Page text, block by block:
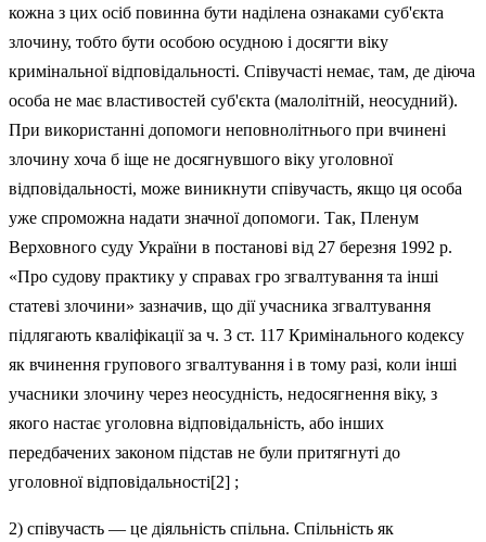
кожна з цих осіб повинна бути наділена ознаками суб'єкта
злочину, тобто бути особою осудною і до­сягти віку
кримінальної відповідальності. Співучасті немає, там, де діюча
особа не має властивостей суб'єкта (малолітній, неосудний).
При використанні допомоги неповнолітнього при вчине­ні
злочину хоча б іще не досягнувшого віку уголовної
відповідальності, може виникнути співучасть, якщо ця особа
уже спроможна надати значної допомоги. Так, Пленум
Верховного суду України в постанові від 27 бе­резня 1992 р.
«Про судову практику у справах гро згвалтування та інші
статеві злочини» зазначив, що дії учасника згвалтування
підлягають кваліфікації за ч. 3 ст. 117 Кримі­нального кодексу
як вчинення групового згвалтування і в тому разі, коли інші
учасники злочину через неосудність, недосягнення віку, з
якого настає уголовна відповідаль­ність, або інших
передбачених законом підстав не були при­тягнуті до
уголовної відповідальності[2] ;
2) співучасть — це діяльність спільна. Спільність як